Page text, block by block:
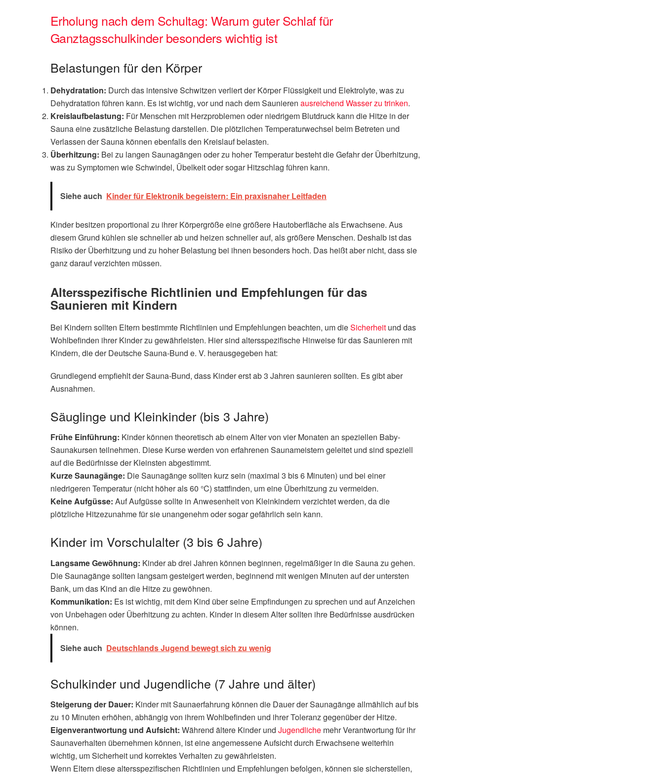
Erholung nach dem Schultag: Warum guter Schlaf für
Ganztagsschulkinder besonders wichtig ist
Belastungen für den Körper
Dehydratation: Durch das intensive Schwitzen verliert der Körper Flüssigkeit und Elektrolyte, was zu
Dehydratation führen kann. Es ist wichtig, vor und nach dem Saunieren ausreichend Wasser zu trinken.
Kreislaufbelastung: Für Menschen mit Herzproblemen oder niedrigem Blutdruck kann die Hitze in der
Sauna eine zusätzliche Belastung darstellen. Die plötzlichen Temperaturwechsel beim Betreten und
Verlassen der Sauna können ebenfalls den Kreislauf belasten.
Überhitzung: Bei zu langen Saunagängen oder zu hoher Temperatur besteht die Gefahr der Überhitzung,
was zu Symptomen wie Schwindel, Übelkeit oder sogar Hitzschlag führen kann.
Siehe auch Kinder für Elektronik begeistern: Ein praxisnaher Leitfaden
Kinder besitzen proportional zu ihrer Körpergröße eine größere Hautoberfläche als Erwachsene. Aus
diesem Grund kühlen sie schneller ab und heizen schneller auf, als größere Menschen. Deshalb ist das
Risiko der Überhitzung und zu hoher Belastung bei ihnen besonders hoch. Das heißt aber nicht, dass sie
ganz darauf verzichten müssen.
Altersspezifische Richtlinien und Empfehlungen für das
Saunieren mit Kindern
Bei Kindern sollten Eltern bestimmte Richtlinien und Empfehlungen beachten, um dieSicherheit und das
Wohlbefinden ihrer Kinder zu gewährleisten. Hier sind altersspezifische Hinweise für das Saunieren mit
Kindern, die der Deutsche Sauna-Bund e. V. herausgegeben hat:
Grundlegend empfiehlt der Sauna-Bund, dass Kinder erst ab 3 Jahren saunieren sollten. Es gibt aber
Ausnahmen.
Säuglinge und Kleinkinder (bis 3 Jahre)
Frühe Einführung: Kinder können theoretisch ab einem Alter von vier Monaten an speziellen Baby-
Saunakursen teilnehmen. Diese Kurse werden von erfahrenen Saunameistern geleitet und sind speziell
auf die Bedürfnisse der Kleinsten abgestimmt.
Kurze Saunagänge: Die Saunagänge sollten kurz sein (maximal 3 bis 6 Minuten) und bei einer
niedrigeren Temperatur (nicht höher als 60 °C) stattfinden, um eine Überhitzung zu vermeiden.
Keine Aufgüsse: Auf Aufgüsse sollte in Anwesenheit von Kleinkindern verzichtet werden, da die
plötzliche Hitzezunahme für sie unangenehm oder sogar gefährlich sein kann.
Kinder im Vorschulalter (3 bis 6 Jahre)
Langsame Gewöhnung: Kinder ab drei Jahren können beginnen, regelmäßiger in die Sauna zu gehen.
Die Saunagänge sollten langsam gesteigert werden, beginnend mit wenigen Minuten auf der untersten
Bank, um das Kind an die Hitze zu gewöhnen.
Kommunikation: Es ist wichtig, mit dem Kind über seine Empfindungen zu sprechen und auf Anzeichen
von Unbehagen oder Überhitzung zu achten. Kinder in diesem Alter sollten ihre Bedürfnisse ausdrücken
können.
Siehe auch Deutschlands Jugend bewegt sich zu wenig
Schulkinder und Jugendliche (7 Jahre und älter)
Steigerung der Dauer: Kinder mit Saunaerfahrung können die Dauer der Saunagänge allmählich auf bis
zu 10 Minuten erhöhen, abhängig von ihrem Wohlbefinden und ihrer Toleranz gegenüber der Hitze.
Eigenverantwortung und Aufsicht: Während ältere Kinder und Jugendliche mehr Verantwortung für ihr
Saunaverhalten übernehmen können, ist eine angemessene Aufsicht durch Erwachsene weiterhin
wichtig, um Sicherheit und korrektes Verhalten zu gewährleisten.
Wenn Eltern diese altersspezifischen Richtlinien und Empfehlungen befolgen, können sie sicherstellen,